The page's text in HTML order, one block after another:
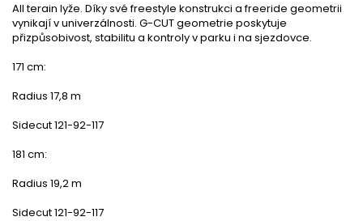
All terain lyže. Díky své freestyle konstrukci a freeride geometrii
vynikají v univerzálnosti. G-CUT geometrie poskytuje
přizpůsobivost, stabilitu a kontroly v parku i na sjezdovce.
171 cm:
Radius 17,8 m
Sidecut 121-92-117
181 cm:
Radius 19,2 m
Sidecut 121-92-117